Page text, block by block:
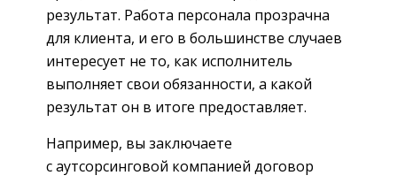
результат. Работа персонала прозрачна
для клиента, и его в большинстве случаев
интересует не то, как исполнитель
выполняет свои обязанности, а какой
результат он в итоге предоставляет.
Например, вы заключаете
с аутсорсинговой компанией договор